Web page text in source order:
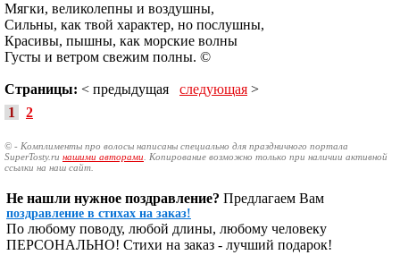
Мягки, великолепны и воздушны,
Сильны, как твой характер, но послушны,
Красивы, пышны, как морские волны
Густы и ветром свежим полны. ©
Страницы: < предыдущая следующая >
1
2
© - Комплименты про волосы написаны специально для праздничного портала
SuperTosty.ru нашими авторами . Копирование возможно только при наличии активной
ссылки на наш сайт.
Не нашли нужное поздравление? Предлагаем Вам
поздравление в стихах на заказ!
По любому поводу, любой длины, любому человеку
ПЕРСОНАЛЬНО! Стихи на заказ - лучший подарок!